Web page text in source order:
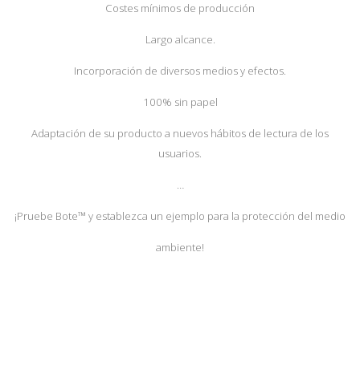
Costes mínimos de producción
Largo alcance.
Incorporación de diversos medios y efectos.
100% sin papel
Adaptación de su producto a nuevos hábitos de lectura de los
usuarios.
…
¡Pruebe Bote™ y establezca un ejemplo para la protección del medio
ambiente!